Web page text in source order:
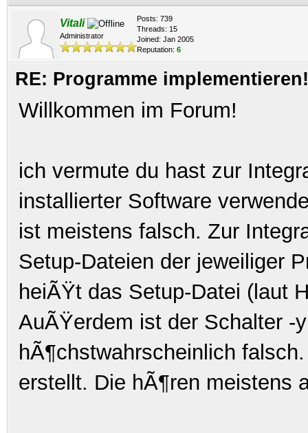
Vitali
Administrator
Posts: 739
Threads: 15
Joined: Jan 2005
Reputation: 6
RE: Programme
Willkommen im Forum!
ich vermute du hast zur
installierter Software
ist meistens falsch. Zur
Setup-Dateien der jeweiliger
heiÃŸt das Setup-Datei (laut
AuÃŸerdem ist der Schalter -
hÃ¶chstwahrscheinlich
erstellt. Die hÃ¶ren meistens